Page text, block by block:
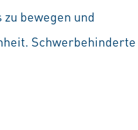
bewegen und
Schwerbehinderte